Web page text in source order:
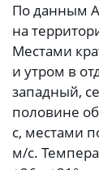
По данным
на
Местами
и утром в
западный,
половине
с, местами
м/с.